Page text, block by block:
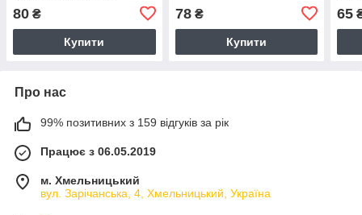
80 ₴
Купити
78₴
Купити
65
Про нас
99% позитивних з 159 відгуків за рік
Працює з 06.05.2019
м. Хмельницький
вул. Зарічанська, 4, Хмельницький, Україна